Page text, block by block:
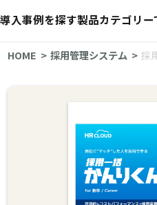
導入事例を探す製品カテゴリー
HOME 採用管理システム 採